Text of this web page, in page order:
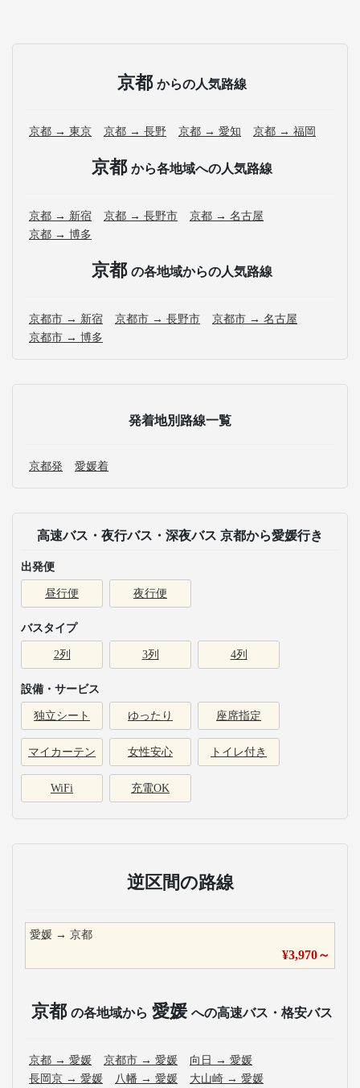
京都 からの人気路線
京都 → 東京 京都 → 長野 京都 → 愛知 京都 → 福岡
京都 から各地域への人気路線
京都 → 新宿 京都 → 長野市
京都 → 名古屋
京都 → 博多
京都 の各地域からの人気路線
京都市 → 新宿 京都市 → 長野市
京都市 → 名古屋
京都市 → 博多
発着地別路線一覧
京都発 愛媛着
高速バス・夜行バス・深夜バス 京都から愛媛行き
出発便
昼行便 夜行便
バスタイプ
2列 3列 4列
設備・サービス
独立シート ゆったり 座席指定
マイカーテン 女性安心 トイレ付き
WiFi 充電OK
逆区間の路線
愛媛 → 京都
¥3,970～
京都 の各地域から 愛媛 への高速バス・格安バス
京都 → 愛媛 京都市 → 愛媛 向日 → 愛媛
長岡京 → 愛媛 八幡 → 愛媛 大山崎 → 愛媛